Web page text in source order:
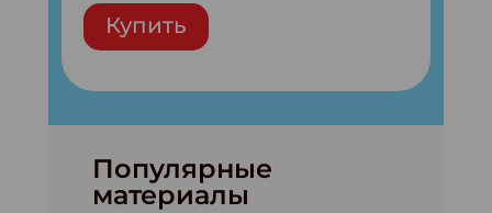
Купить
Популярные
материалы